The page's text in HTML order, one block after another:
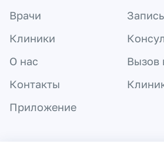
Врачи
Клиники
О нас
Контакты
Приложение
Вызов